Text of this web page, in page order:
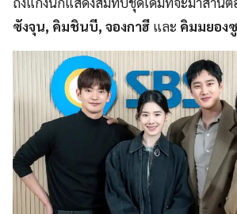
ซังจุน, คิมชินบี, จองกาฮี และ คิมมยองซู